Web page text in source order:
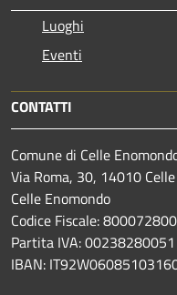
Luoghi
Eventi
CONTATTI
Comune di Celle
Via Roma, 30, 14010
Celle Enomondo
Codice Fiscale:
Partita IVA: 00238280051
IBAN: